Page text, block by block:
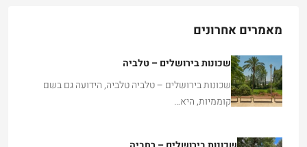
מאמרים אחרונים
שכונות בירושלים – טלביה
שכונות בירושלים – טלביה טלביה, הידועה גם בשם
קוממיות, היא…